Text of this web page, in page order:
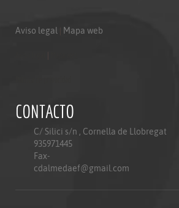
Aviso legal Mapa web
CONTACTO
C/ Silici s/n , Cornella de Llobregat
935971445
Fax-
cdalmedaef@gmail.com